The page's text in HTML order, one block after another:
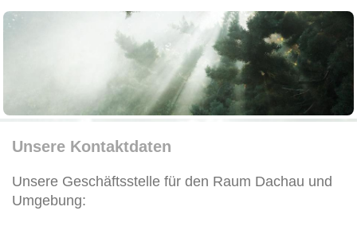
Unsere Kontaktdaten
Unsere Geschäftsstelle für den Raum Dachau und
Umgebung: